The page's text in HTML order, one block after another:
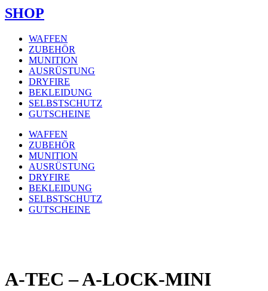
SHOP
WAFFEN
ZUBEHÖR
MUNITION
AUSRÜSTUNG
DRYFIRE
BEKLEIDUNG
SELBSTSCHUTZ
GUTSCHEINE
WAFFEN
ZUBEHÖR
MUNITION
AUSRÜSTUNG
DRYFIRE
BEKLEIDUNG
SELBSTSCHUTZ
GUTSCHEINE
A-TEC – A-LOCK-MINI